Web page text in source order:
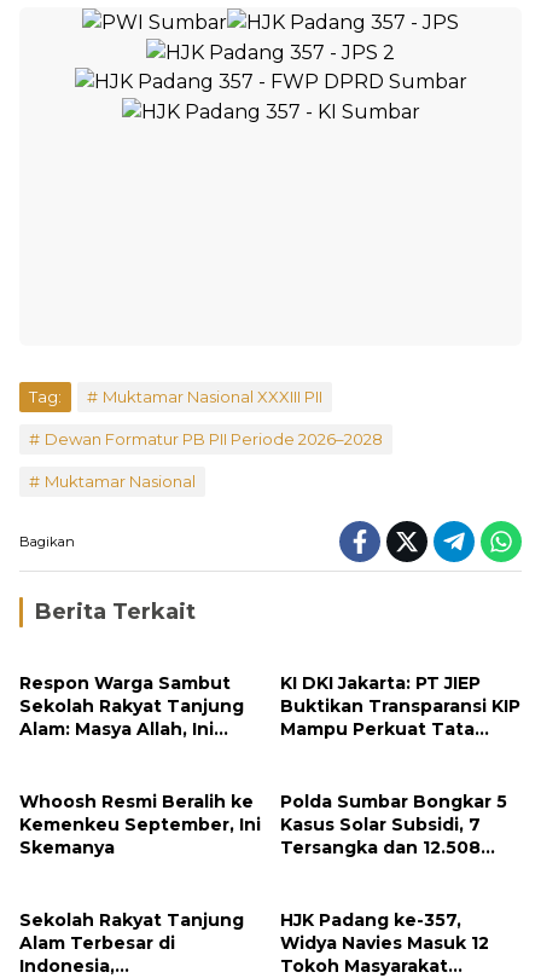
Tag: Muktamar Nasional XXXIII PII
Dewan Formatur PB PII Periode 2026–2028
Muktamar Nasional
Bagikan
Berita Terkait
Respon Warga Sambut
Sekolah Rakyat Tanjung
Alam: Masya Allah, Ini
KI DKI Jakarta: PT JIEP
Buktikan Transparansi KIP
Mampu Perkuat Tata
Whoosh Resmi Beralih ke
Kemenkeu September, Ini
Skemanya
Polda Sumbar Bongkar 5
Kasus Solar Subsidi, 7
Tersangka dan 12.508
Sekolah Rakyat Tanjung
Alam Terbesar di
Indonesia,
HJK Padang ke-357,
Widya Navies Masuk 12
Tokoh Masyarakat